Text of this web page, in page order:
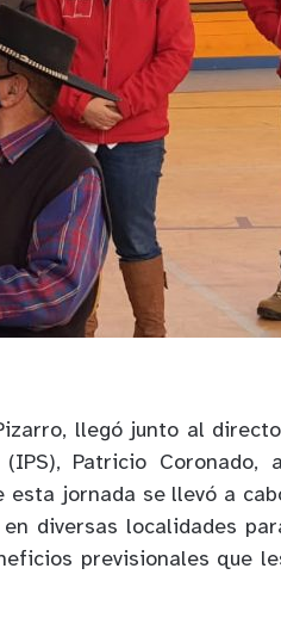
llegó junto al
Patricio Coronado,
esta jornada se llevó a
diversas localidades
previsionales que